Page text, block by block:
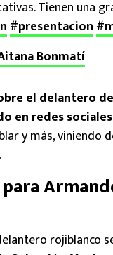
Tienen una
#presentacion
Bonmatí
el delantero
en redes sociales
y más, viniendo
rojiblanco